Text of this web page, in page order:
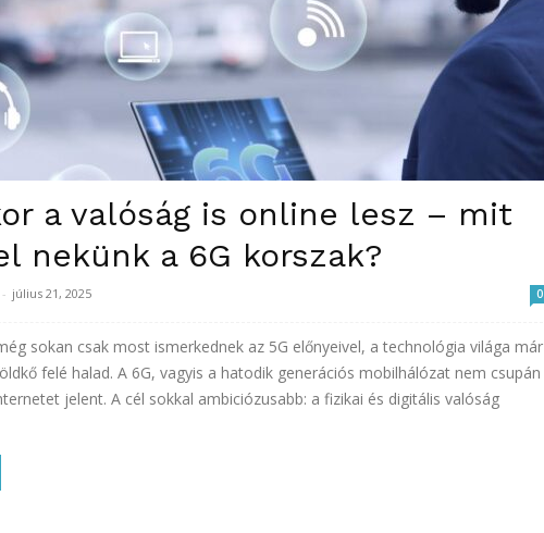
a valóság is online lesz – mit
nekünk a 6G korszak?
- július 21, 2025 0
sokan csak most ismerkednek az 5G előnyeivel, a technológia világa már
felé halad. A 6G, vagyis a hatodik generációs mobilhálózat nem csupán
jelent. A cél sokkal ambiciózusabb: a fizikai és digitális valóság